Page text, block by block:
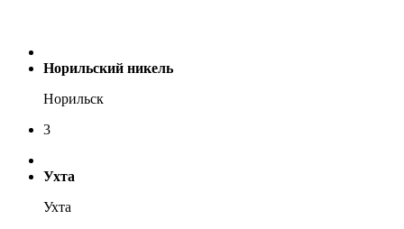
Норильский никель
Норильск
3
Ухта
Ухта